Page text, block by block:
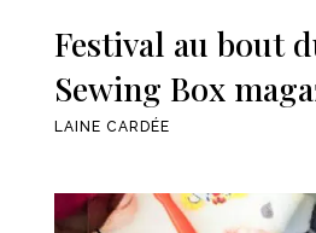
Festival au bout
Sewing Box
LAINE CARDÉE